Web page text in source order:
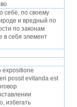
себе, по своему
и вредный по
по законам
в себя элемент
expositione
possit evitanda est
избегать